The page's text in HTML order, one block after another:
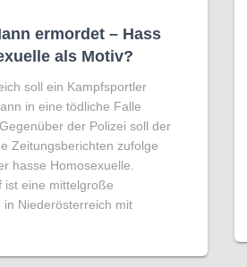
ermordet – Hass
als Motiv?
soll ein Kampfsportler
in eine tödliche Falle
der Polizei soll der
Zeitungsberichten zufolge
hasse Homosexuelle.
ist eine mittelgroße
in Niederösterreich mit